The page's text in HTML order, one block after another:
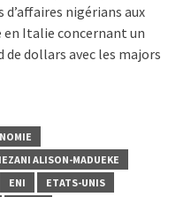
nigérians aux
en Italie concernant un
dollars avec les majors
ALISON-MADUEKE
ENI
ETATS-UNIS